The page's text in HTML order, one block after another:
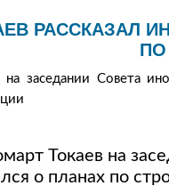
РАССКАЗАЛ
ПО
заседании Совета
Токаев на
о планах по